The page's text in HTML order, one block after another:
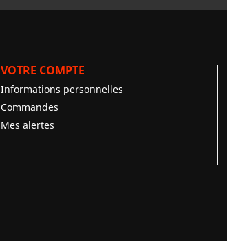
VOTRE COMPTE
Informations personnelles
Commandes
Mes alertes